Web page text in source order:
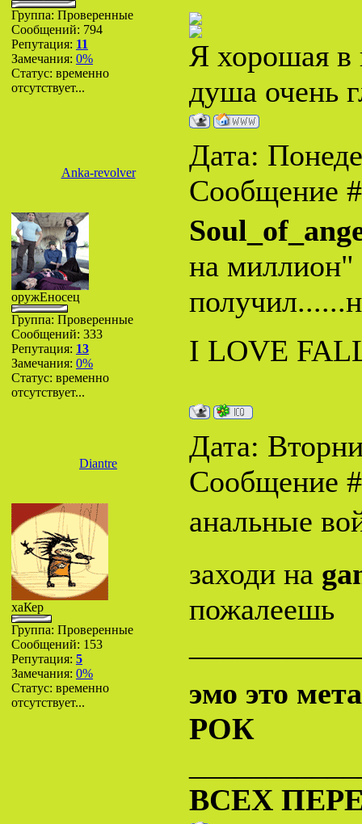
Группа: Проверенные
Сообщений: 794
Репутация: 11
Замечания: 0%
Статус: временно
отсутствует...
Я хорошая в
душа очень
Anka-revolver
Дата:
Сообщение
оружЕносец
Группа: Проверенные
Сообщений: 333
Репутация: 13
Замечания: 0%
Статус: временно
отсутствует...
на миллион"
I LOVE
Diantre
Дата:
Сообщение
хаКер
Группа: Проверенные
Сообщений: 153
Репутация: 5
Замечания: 0%
Статус: временно
отсутствует...
анальные
заходи на
пожалеешь
эмо это
РОК
ВСЕХ